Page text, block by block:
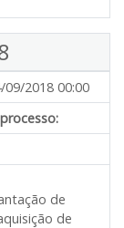
09/2018 00:00
de
de